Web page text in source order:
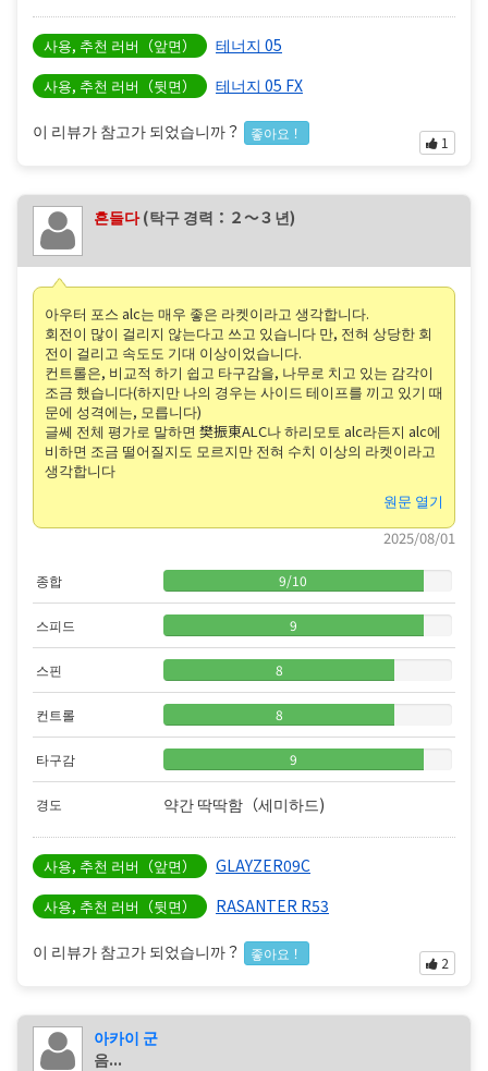
사용, 추천 러버（앞면） 테너지 05
사용, 추천 러버（뒷면） 테너지 05 FX
이 리뷰가 참고가 되었습니까？ 좋아요！
1
흔들다(탁구 경력：２〜３년)
아우터 포스 alc는 매우 좋은 라켓이라고 생각합니다.
회전이 많이 걸리지 않는다고 쓰고 있습니다 만, 전혀 상당한 회
전이 걸리고 속도도 기대 이상이었습니다.
컨트롤은, 비교적 하기 쉽고 타구감을, 나무로 치고 있는 감각이
조금 했습니다(하지만 나의 경우는 사이드 테이프를 끼고 있기 때
문에 성격에는, 모릅니다)
글쎄 전체 평가로 말하면 樊振東ALC나 하리모토 alc라든지 alc에
비하면 조금 떨어질지도 모르지만 전혀 수치 이상의 라켓이라고
생각합니다
원문 열기
2025/08/01
종합 9/10
스피드 9
스핀 8
컨트롤 8
타구감 9
경도 약간 딱딱함（세미하드)
사용, 추천 러버（앞면） GLAYZER09C
사용, 추천 러버（뒷면） RASANTER R53
이 리뷰가 참고가 되었습니까？ 좋아요！
2
아카이 군
음...